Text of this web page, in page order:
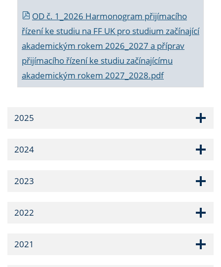
OD č. 1_2026 Harmonogram přijímacího
řízení ke studiu na FF UK pro studium začínající
akademickým rokem 2026_2027 a příprav
přijímacího řízení ke studiu začínajícímu
akademickým rokem 2027_2028.pdf
2025
2024
2023
2022
2021